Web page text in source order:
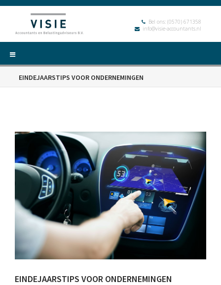
Bel ons: (0570) 671358
info@visie-accountants.nl
EINDEJAARSTIPS VOOR ONDERNEMINGEN
EINDEJAARSTIPS VOOR ONDERNEMINGEN